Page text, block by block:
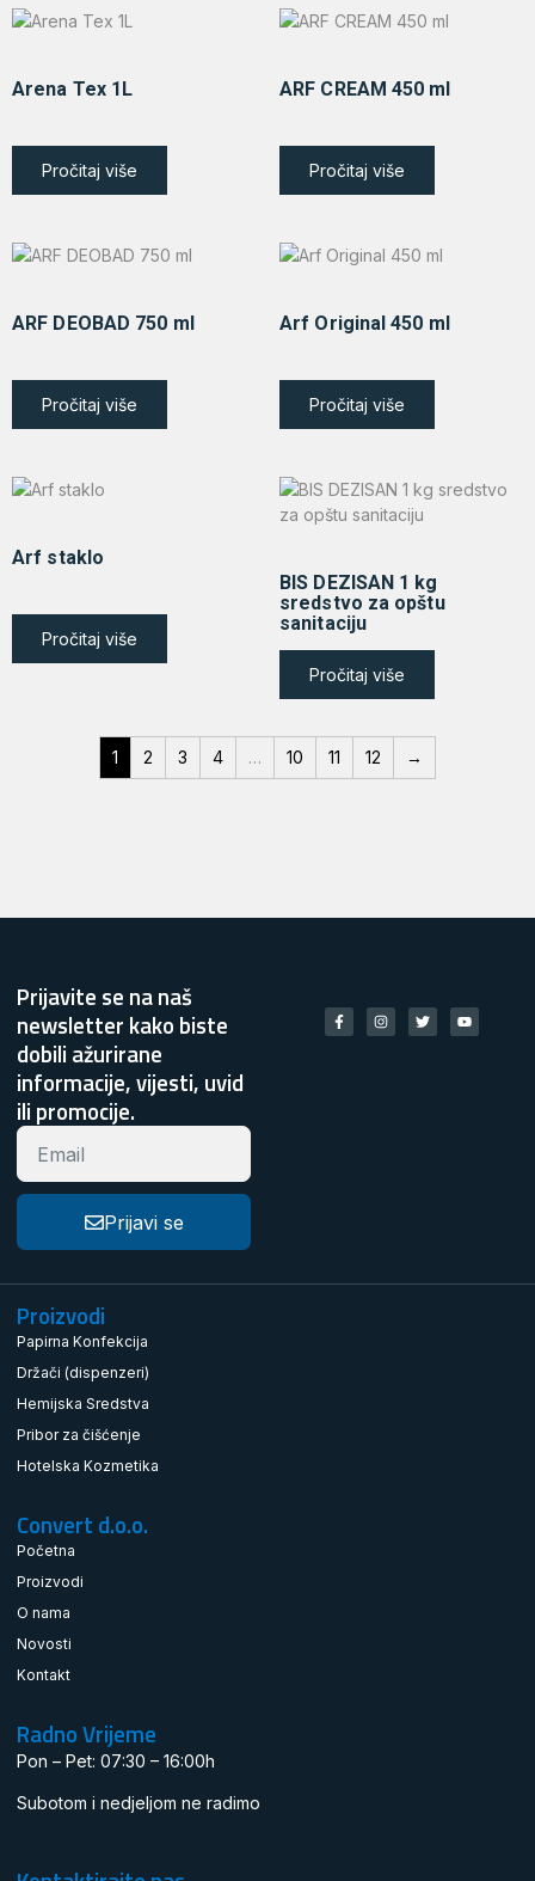
Arena Tex 1L
Pročitaj više
ARF CREAM 450 ml
Pročitaj više
ARF DEOBAD 750 ml
Pročitaj više
Arf Original 450 ml
Pročitaj više
Arf staklo
Pročitaj više
BIS DEZISAN 1 kg
sredstvo za opštu
sanitaciju
Pročitaj više
1 2 3 4 … 10 11 12 →
Prijavite se na naš
newsletter kako biste
dobili ažurirane
informacije, vijesti, uvid
ili promocije.
Prijavi se
Proizvodi
Papirna Konfekcija
Držači (dispenzeri)
Hemijska Sredstva
Pribor za čišćenje
Hotelska Kozmetika
Convert d.o.o.
Početna
Proizvodi
O nama
Novosti
Kontakt
Radno Vrijeme
Pon – Pet: 07:30 – 16:00h
Subotom i nedjeljom ne radimo